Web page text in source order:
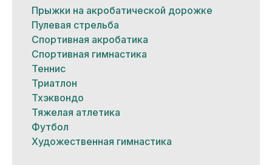
Прыжки на акробатической дорожке
Пулевая стрельба
Спортивная акробатика
Спортивная гимнастика
Теннис
Триатлон
Тхэквондо
Тяжелая атлетика
Футбол
Художественная гимнастика